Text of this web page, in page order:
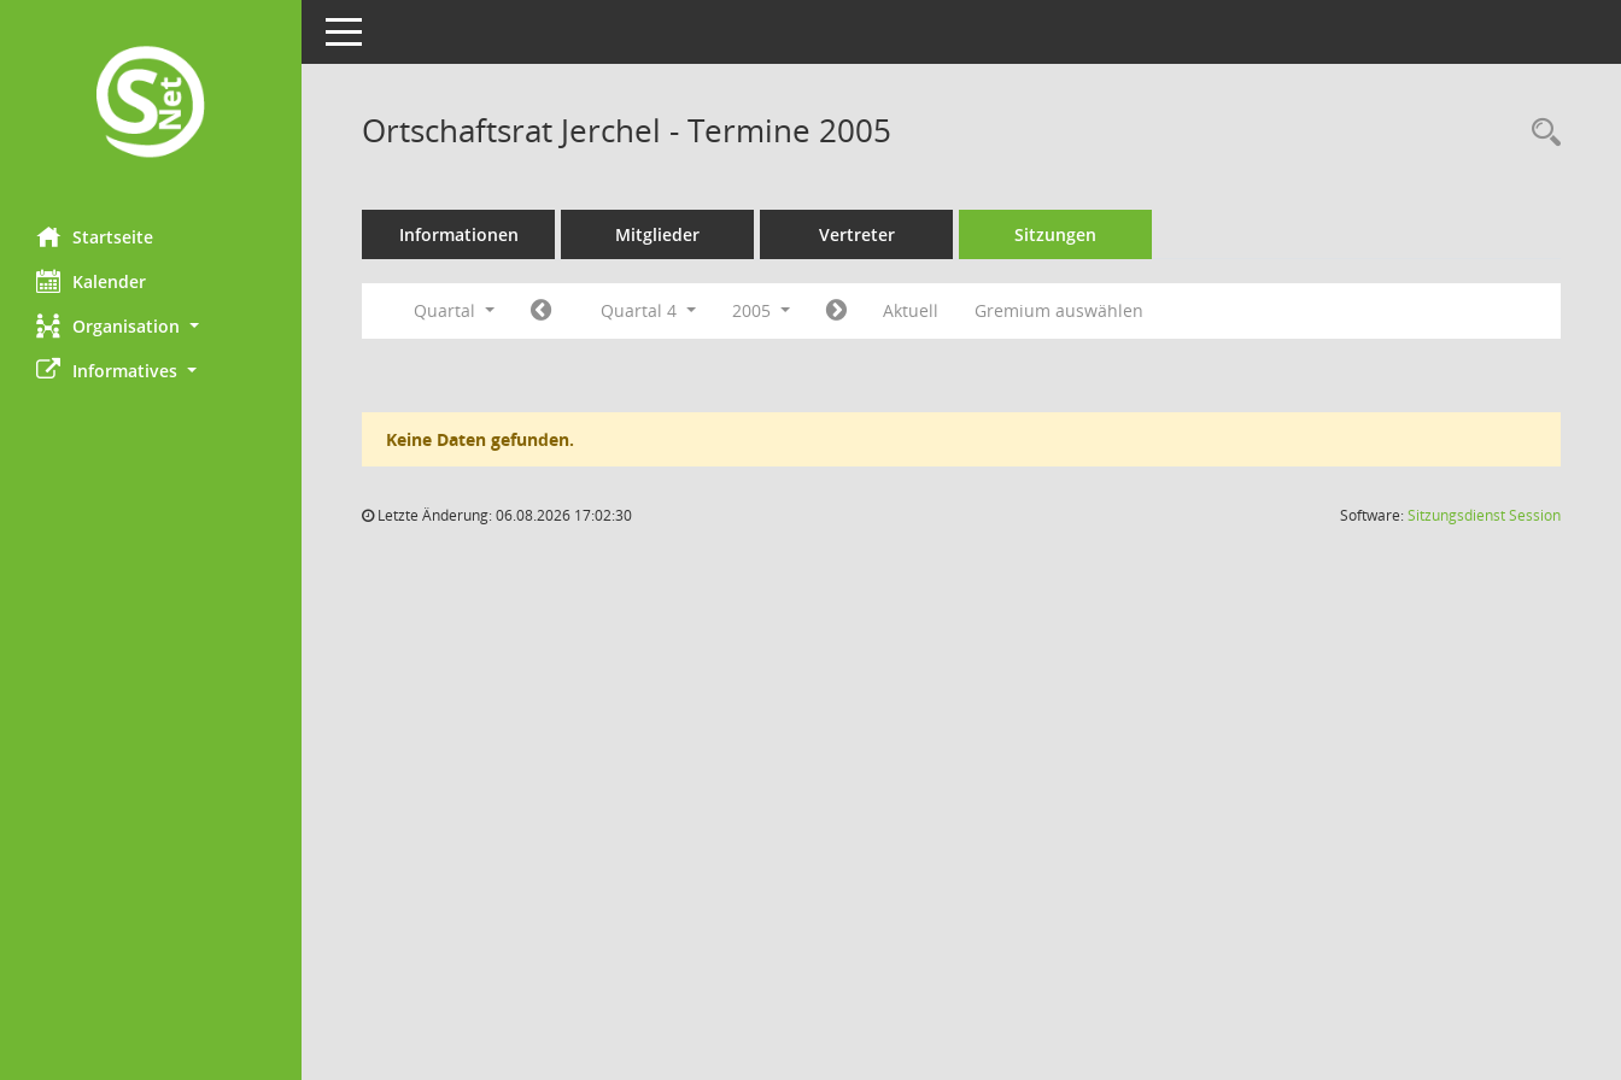
Startseite
Kalender
Organisation
Informatives
Toggle navigation
Ortschaftsrat Jerchel - Termine 2005
Informationen Mitglieder Vertreter Sitzungen
Quartal Quartal 4 2005 Aktuell Gremium auswählen
Keine Daten gefunden.
Letzte Änderung: 06.08.2026 17:02:30 Software:SitzungsdienstSession(Wird in